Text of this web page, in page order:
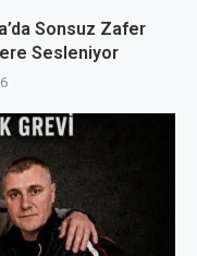
Sonsuz Zafer
Sesleniyor